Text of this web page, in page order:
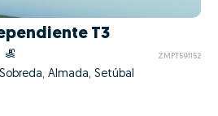
T3
ZMPT591152
Almada, Setúbal